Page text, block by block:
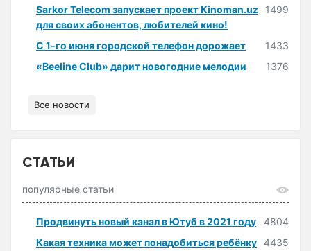
Sarkor Telecom запускает проект Kinoman.uz
для своих абонентов, любителей кино!
1499
С 1-го июня городской телефон дорожает
1433
«Beeline Club» дарит новогодние мелодии
1376
Все новости
СТАТЬИ
популярные статьи
Продвинуть новый канал в Ютуб в 2021 году
4804
Какая техника может понадобиться ребёнку 4435